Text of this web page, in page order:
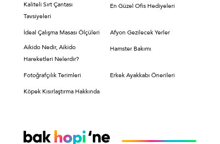
Kaliteli Sırt Çantası
Tavsiyeleri
En Güzel Ofis Hediyeleri
İdeal Çalışma Masası Ölçüleri
Afyon Gezilecek Yerler
Aikido Nedir, Aikido
Hareketleri Nelerdir?
Hamster Bakımı
Fotoğrafçılık Terimleri Erkek Ayakkabı Önerileri
Köpek Kısırlaştırma Hakkında